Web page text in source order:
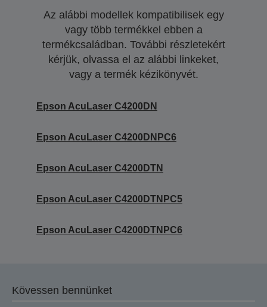
Az alábbi modellek kompatibilisek egy
vagy több termékkel ebben a
termékcsaládban. További részletekért
kérjük, olvassa el az alábbi linkeket,
vagy a termék kézikönyvét.
Epson AcuLaser C4200DN
Epson AcuLaser C4200DNPC6
Epson AcuLaser C4200DTN
Epson AcuLaser C4200DTNPC5
Epson AcuLaser C4200DTNPC6
Kövessen bennünket